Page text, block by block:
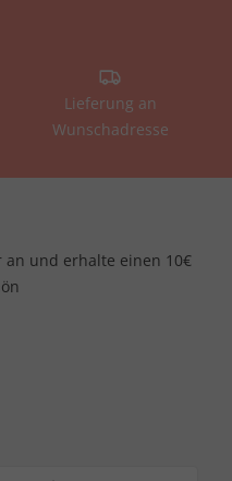
Lieferung an
Wunschadresse
und erhalte einen 10€